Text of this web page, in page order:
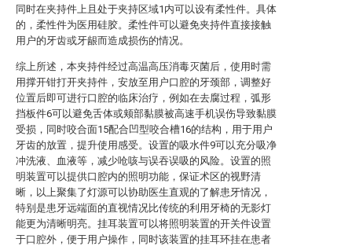
同时在夹持件上且处于夹持区域1内可以设有柔性件。具体
的，柔性件为医用硅胶。柔性件可以避免夹持件直接接触
用户的牙齿或牙龈而造成损伤的情况。
综上所述，本夹持件经过高温高压消毒灭菌后，使用时需
用撑开钳打开夹持件，安放至用户口腔的牙颈部，调整好
位置后即可进行口腔的临床治疗，例如在去腐过程，弧形
挡板件6可以避免舌体或颊部黏膜被高速手机误伤导致黏膜
受损，同时咬合面15配合凹型咬合槽16的结构，用于用户
牙齿的放置，提升使用感受。设置的吸水件9可以充分吸净
冲洗液、血液等，减少呛咳与误吞误吸的风险。设置的照
明装置可以提供口腔内的照明功能，保证术区的视野清
晰，以上聚集了灯源可以协助医生直观的了解患牙情况，
特别是患牙远端面的直视情况比传统的利用牙椅的无影灯
能更为清晰明亮。挂耳装置可以将照明装置的开关件设置
于口腔外，便于用户操作，同时该装置的挂耳环挂在患者